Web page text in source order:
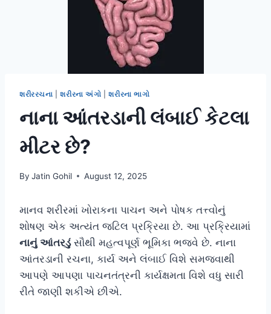
શરીરરચના |શરીરના અંગો |શરીરના ભાગો
નાના આંતરડાની લંબાઈ કેટલા
મીટર છે?
By Jatin Gohil August 12, 2025
માનવ શરીરમાં ખોરાકના પાચન અને પોષક તત્ત્વોનું
શોષણ એક અત્યંત જટિલ પ્રક્રિયા છે. આ પ્રક્રિયામાં
નાનું આંતરડુંસૌથી મહત્વપૂર્ણ ભૂમિકા ભજવે છે. નાના
આંતરડાની રચના, કાર્ય અને લંબાઈ વિશે સમજવાથી
આપણે આપણા પાચનતંત્રની કાર્યક્ષમતા વિશે વધુ સારી
રીતે જાણી શકીએ છીએ.